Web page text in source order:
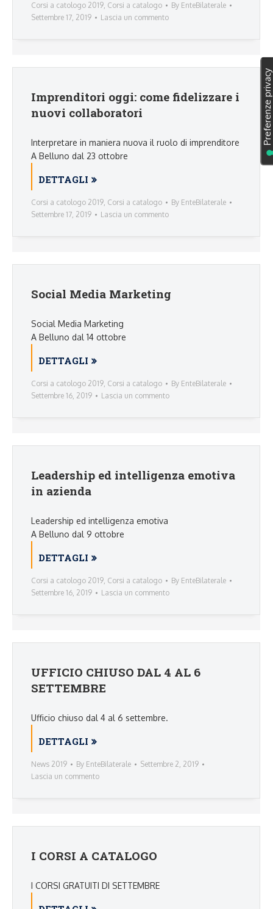
Corsi a catologo 2019, Corsi a catalogo By EnteBilaterale
Settembre 17, 2019
Lascia un commento
Imprenditori oggi: come fidelizzare i
nuovi collaboratori
Interpretare in maniera nuova il ruolo di imprenditore
A Belluno dal 23 ottobre
DETTAGLI
Corsi a catologo 2019, Corsi a catalogo By EnteBilaterale
Settembre 17, 2019
Lascia un commento
Social Media Marketing
Social Media Marketing
A Belluno dal 14 ottobre
DETTAGLI
Corsi a catologo 2019, Corsi a catalogo By EnteBilaterale
Settembre 16, 2019
Lascia un commento
Leadership ed intelligenza emotiva
in azienda
Leadership ed intelligenza emotiva
A Belluno dal 9 ottobre
DETTAGLI
Corsi a catologo 2019, Corsi a catalogo By EnteBilaterale
Settembre 16, 2019
Lascia un commento
UFFICIO CHIUSO DAL 4 AL 6
SETTEMBRE
Ufficio chiuso dal 4 al 6 settembre.
DETTAGLI
News 2019 By EnteBilaterale
Settembre 2, 2019
Lascia un commento
I CORSI A CATALOGO
I CORSI GRATUITI DI SETTEMBRE